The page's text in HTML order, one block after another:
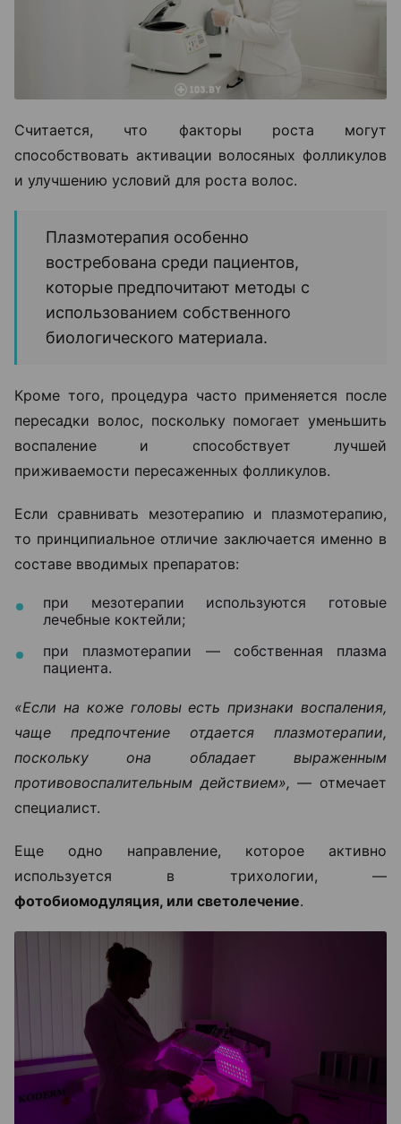
Считается, что факторы роста могут
способствовать активации волосяных фолликулов
и улучшению условий для роста волос.
Плазмотерапия особенно
востребована среди пациентов,
которые предпочитают методы с
использованием собственного
биологического материала.
Кроме того, процедура часто применяется после
пересадки волос, поскольку помогает уменьшить
воспаление и способствует лучшей
приживаемости пересаженных фолликулов.
Если сравнивать мезотерапию и плазмотерапию,
то принципиальное отличие заключается именно в
составе вводимых препаратов:
при мезотерапии используются готовые
лечебные коктейли;
при плазмотерапии — собственная плазма
пациента.
«Если на коже головы есть признаки воспаления,
чаще предпочтение отдается плазмотерапии,
поскольку она обладает выраженным
противовоспалительным действием», — отмечает
специалист.
Еще одно направление, которое активно
используется в трихологии, —
фотобиомодуляция, или светолечение.